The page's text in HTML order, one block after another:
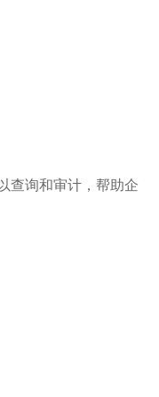
查询和审计，帮助企